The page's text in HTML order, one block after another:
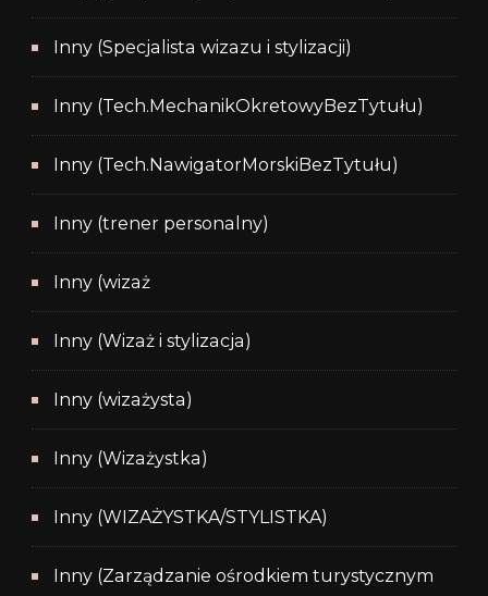
Inny (Specjalista wizazu i stylizacji)
Inny (Tech.MechanikOkretowyBezTytułu)
Inny (Tech.NawigatorMorskiBezTytułu)
Inny (trener personalny)
Inny (wizaż
Inny (Wizaż i stylizacja)
Inny (wizażysta)
Inny (Wizażystka)
Inny (WIZAŻYSTKA/STYLISTKA)
Inny (Zarządzanie ośrodkiem turystycznym